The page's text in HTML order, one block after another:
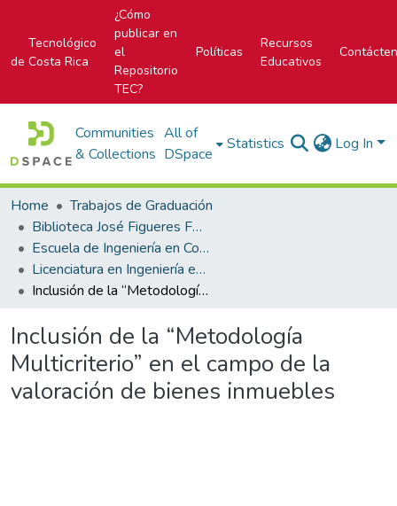
Tecnológico
de Costa Rica
¿Cómo
publicar en
el
Repositorio
TEC?
Políticas
Recursos
Educativos
Communities
& Collections
All of
DSpace
Statistics Log In
Home
Trabajos de Graduación
Biblioteca José Figueres Ferrer
Escuela de Ingeniería en Construcción
Licenciatura en Ingeniería en Construcción
Inclusión de la “Metodología Multicriterio” en el campo de la valoración de bienes inmuebles
Inclusión de la “Metodología
Multicriterio” en el campo de la
valoración de bienes inmuebles